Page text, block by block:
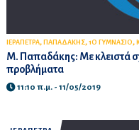
ΙΕΡΑΠΕΤΡΑ, ΠΑΠΑΔΑΚΗΣ, 1Ο ΓΥΜΝΑΣΙΟ,
Μ. Παπαδάκης: Με κλειστά
προβλήματα
11:10 π.μ. - 11/05/2019